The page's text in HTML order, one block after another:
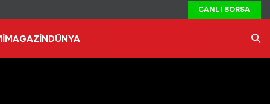
CANLI BORSA
MAGAZİNDÜNYA